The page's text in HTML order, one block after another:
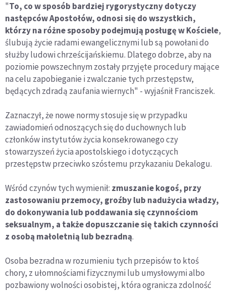
"To, co w sposób bardziej rygorystyczny dotyczy
następców Apostołów, odnosi się do wszystkich,
którzy na różne sposoby podejmują posługę w Kościele,
ślubują życie radami ewangelicznymi lub są powołani do
służby ludowi chrześcijańskiemu. Dlatego dobrze, aby na
poziomie powszechnym zostały przyjęte procedury mające
na celu zapobieganie i zwalczanie tych przestępstw,
będących zdradą zaufania wiernych" - wyjaśnił Franciszek.
Zaznaczył, że nowe normy stosuje się w przypadku
zawiadomień odnoszących się do duchownych lub
członków instytutów życia konsekrowanego czy
stowarzyszeń życia apostolskiego i dotyczących
przestępstw przeciwko szóstemu przykazaniu Dekalogu.
Wśród czynów tych wymienił: zmuszanie kogoś, przy
zastosowaniu przemocy, groźby lub nadużycia władzy,
do dokonywania lub poddawania się czynnościom
seksualnym, a także dopuszczanie się takich czynności
z osobą małoletnią lub bezradną.
Osoba bezradna w rozumieniu tych przepisów to ktoś
chory, z ułomnościami fizycznymi lub umysłowymi albo
pozbawiony wolności osobistej, która ogranicza zdolność